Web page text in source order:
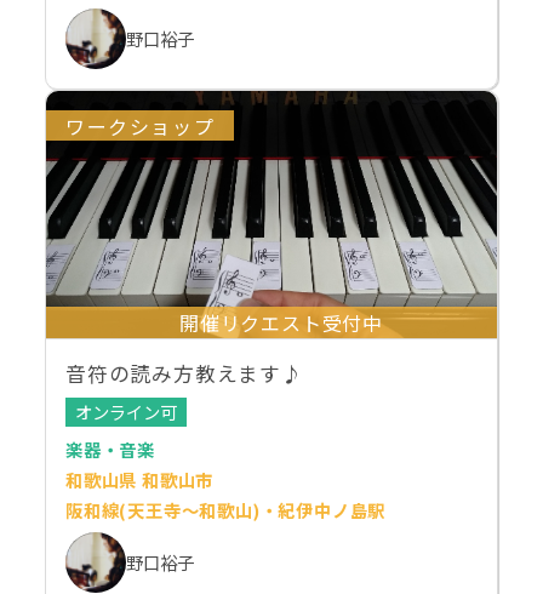
野口裕子
ワークショップ
開催リクエスト受付中
音符の読み方教えます♪
オンライン可
楽器・音楽
和歌山県 和歌山市
阪和線(天王寺～和歌山)・紀伊中ノ島駅
野口裕子